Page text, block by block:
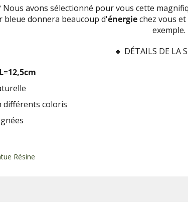
Nous avons sélectionné pour vous cette
bleue donnera beaucoup d'énergiechez vous
exemple.
🔸 DÉTAILS DE LA
=12,5cm
différents coloris
Résine